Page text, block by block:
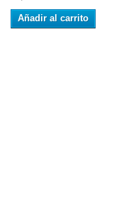
Añadir al carrito